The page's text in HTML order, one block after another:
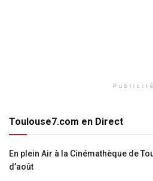
Publicité
Toulouse7.com en Direct
En plein Air à la Cinémathèque de
d’août